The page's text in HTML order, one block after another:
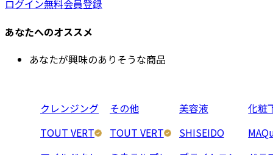
ログイン無料会員登録
あなたへのオススメ
あなたが興味のありそうな商品
クレンジング
TOUT VERT
その他
TOUT VERT
美容液
SHISEIDO
化粧